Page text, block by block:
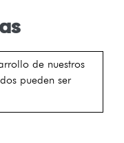
de nuestros
pueden ser